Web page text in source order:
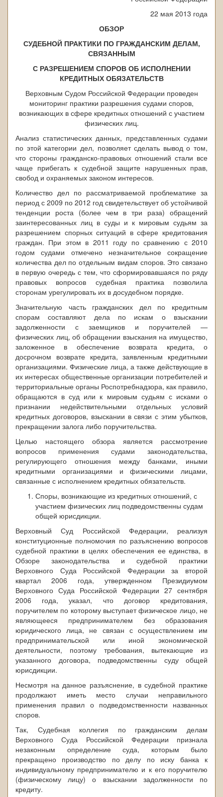
22 мая 2013 года
ОБЗОР
СУДЕБНОЙ ПРАКТИКИ ПО ГРАЖДАНСКИМ ДЕЛАМ,
СВЯЗАННЫМ
С РАЗРЕШЕНИЕМ СПОРОВ ОБ ИСПОЛНЕНИИ
КРЕДИТНЫХ ОБЯЗАТЕЛЬСТВ
Верховным Судом Российской Федерации проведен
мониторинг практики разрешения судами споров,
возникающих в сфере кредитных отношений с участием
физических лиц.
Анализ статистических данных, представленных судами
по этой категории дел, позволяет сделать вывод о том,
что стороны гражданско-правовых отношений стали все
чаще прибегать к судебной защите нарушенных прав,
свобод и охраняемых законом интересов.
Количество дел по рассматриваемой проблематике за
период с 2009 по 2012 год свидетельствует об устойчивой
тенденции роста (более чем в три раза) обращений
заинтересованных лиц в суды и к мировым судьям за
разрешением спорных ситуаций в сфере кредитования
граждан. При этом в 2011 году по сравнению с 2010
годом судами отмечено незначительное сокращение
количества дел по отдельным видам споров. Это связано
в первую очередь с тем, что сформировавшаяся по ряду
правовых вопросов судебная практика позволила
сторонам урегулировать их в досудебном порядке.
Значительную часть гражданских дел по кредитным
спорам составляют дела по искам о взыскании
задолженности с заемщиков и поручителей —
физических лиц, об обращении взыскания на имущество,
заложенное в обеспечение возврата кредита, о
досрочном возврате кредита, заявленным кредитными
организациями. Физические лица, а также действующие в
их интересах общественные организации потребителей и
территориальные органы Роспотребнадзора, как правило,
обращаются в суд или к мировым судьям с исками о
признании недействительными отдельных условий
кредитных договоров, взыскании в связи с этим убытков,
прекращении залога либо поручительства.
Целью настоящего обзора является рассмотрение
вопросов применения судами законодательства,
регулирующего отношения между банками, иными
кредитными организациями и физическими лицами,
связанные с исполнением кредитных обязательств.
Споры, возникающие из кредитных отношений, с
участием физических лиц подведомственны судам
общей юрисдикции.
Верховный Суд Российской Федерации, реализуя
конституционные полномочия по разъяснению вопросов
судебной практики в целях обеспечения ее единства, в
Обзоре законодательства и судебной практики
Верховного Суда Российской Федерации за второй
квартал 2006 года, утвержденном Президиумом
Верховного Суда Российской Федерации 27 сентября
2006 года, указал, что договор кредитования,
поручителем по которому выступает физическое лицо, не
являющееся предпринимателем без образования
юридического лица, не связан с осуществлением им
предпринимательской или иной экономической
деятельности, поэтому требования, вытекающие из
указанного договора, подведомственны суду общей
юрисдикции.
Несмотря на данное разъяснение, в судебной практике
продолжают иметь место случаи неправильного
применения правил о подведомственности названных
споров.
Так, Судебная коллегия по гражданским делам
Верховного Суда Российской Федерации признала
незаконным определение суда, которым было
прекращено производство по делу по иску банка к
индивидуальному предпринимателю и к его поручителю
(физическому лицу) о взыскании задолженности по
кредиту.